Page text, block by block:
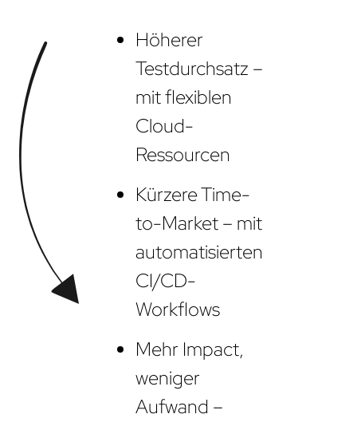
Höherer
Testdurchsatz –
mit flexiblen
Cloud-
Ressourcen
Kürzere Time-
to-Market – mit
automatisierten
CI/CD-
Workflows
Mehr Impact,
weniger
Aufwand –